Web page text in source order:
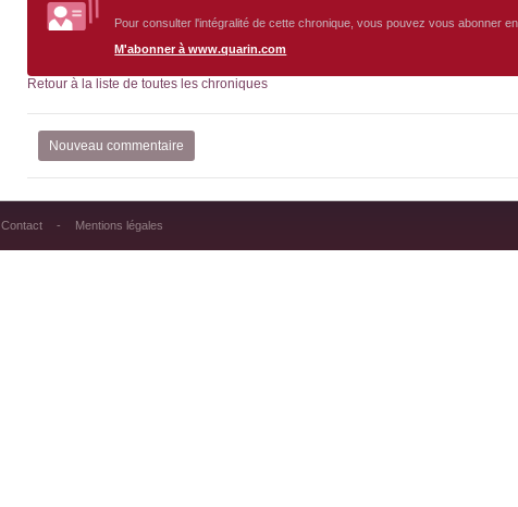
Pour consulter l'intégralité de cette chronique, vous pouvez vous abonner
M'abonner à www.quarin.com
Retour à la liste de toutes les chroniques
Nouveau commentaire
Contact Mentions légales